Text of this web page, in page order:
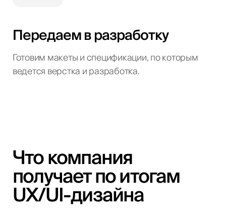
Передаем в разработку
Готовим макеты и спецификации, по которым
ведется верстка и разработка.
Что компания
получает по итогам
UX/UI-дизайна